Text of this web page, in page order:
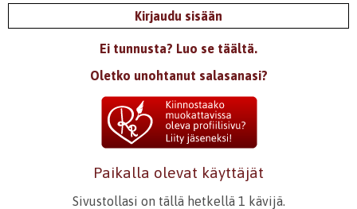
Kirjaudu sisään
Ei tunnusta? Luo se täältä.
Oletko unohtanut salasanasi?
Paikalla olevat käyttäjät
Sivustollasi on tällä hetkellä 1 kävijä.